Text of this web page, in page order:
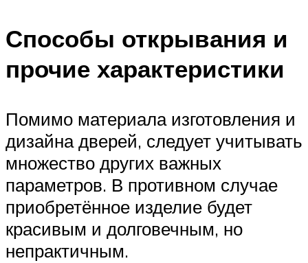
Способы открывания и
прочие характеристики
Помимо материала изготовления и
дизайна дверей, следует учитывать
множество других важных
параметров. В противном случае
приобретённое изделие будет
красивым и долговечным, но
непрактичным.